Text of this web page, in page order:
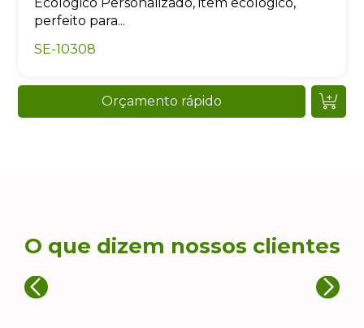
perfeito para...
SE-10308
Orçamento rápido
O que dizem nossos clientes